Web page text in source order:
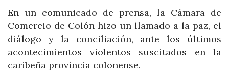
En un comunicado de prensa, la Cámara de
Comercio de Colón hizo un llamado a la paz, el
diálogo y la conciliación, ante los últimos
acontecimientos violentos suscitados en la
caribeña provincia colonense.